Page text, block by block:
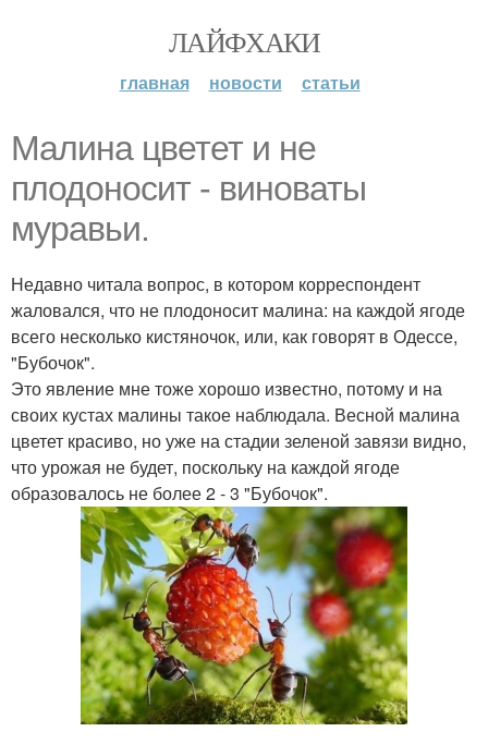
ЛАЙФХАКИ
главная новости статьи
Малина цветет и не
плодоносит - виноваты
муравьи.
Недавно читала вопрос, в котором корреспондент
жаловался, что не плодоносит малина: на каждой ягоде
всего несколько кистяночок, или, как говорят в Одессе,
"Бубочок".
Это явление мне тоже хорошо известно, потому и на
своих кустах малины такое наблюдала. Весной малина
цветет красиво, но уже на стадии зеленой завязи видно,
что урожая не будет, поскольку на каждой ягоде
образовалось не более 2 - 3 "Бубочок".